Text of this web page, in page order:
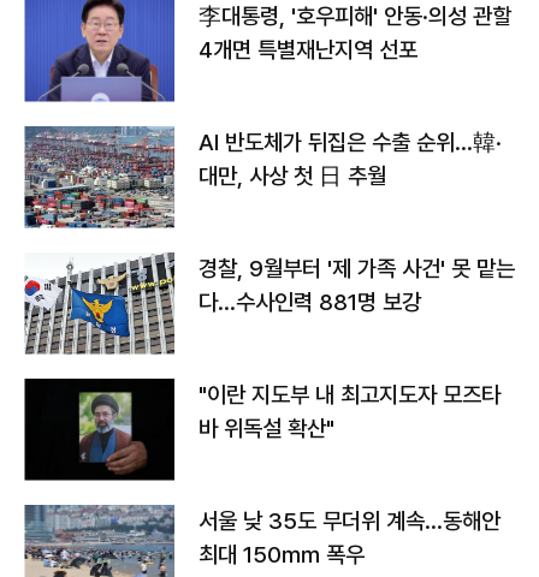
李대통령, '호우피해' 안동·의성 관할
4개면 특별재난지역 선포
AI 반도체가 뒤집은 수출 순위…韓·
대만, 사상 첫 日 추월
경찰, 9월부터 '제 가족 사건' 못 맡는
다…수사인력 881명 보강
"이란 지도부 내 최고지도자 모즈타
바 위독설 확산"
서울 낮 35도 무더위 계속…동해안
최대 150㎜ 폭우